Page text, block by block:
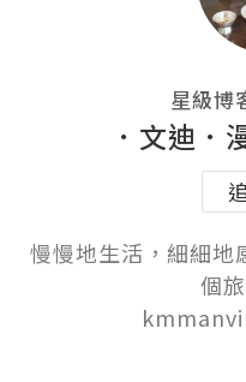
星級博
．文迪．
慢慢地生活，細細地
個